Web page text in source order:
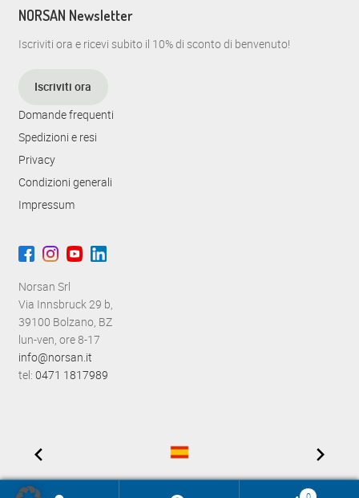
NORSAN Newsletter
Iscriviti ora e ricevi subito il 10% di sconto di benvenuto!
Iscriviti ora
Domande frequenti
Spedizioni e resi
Privacy
Condizioni generali
Impressum
Norsan Srl
Via Innsbruck 29 b,
39100 Bolzano, BZ
lun-ven, ore 8-17
info@norsan.it
tel: 0471 1817989